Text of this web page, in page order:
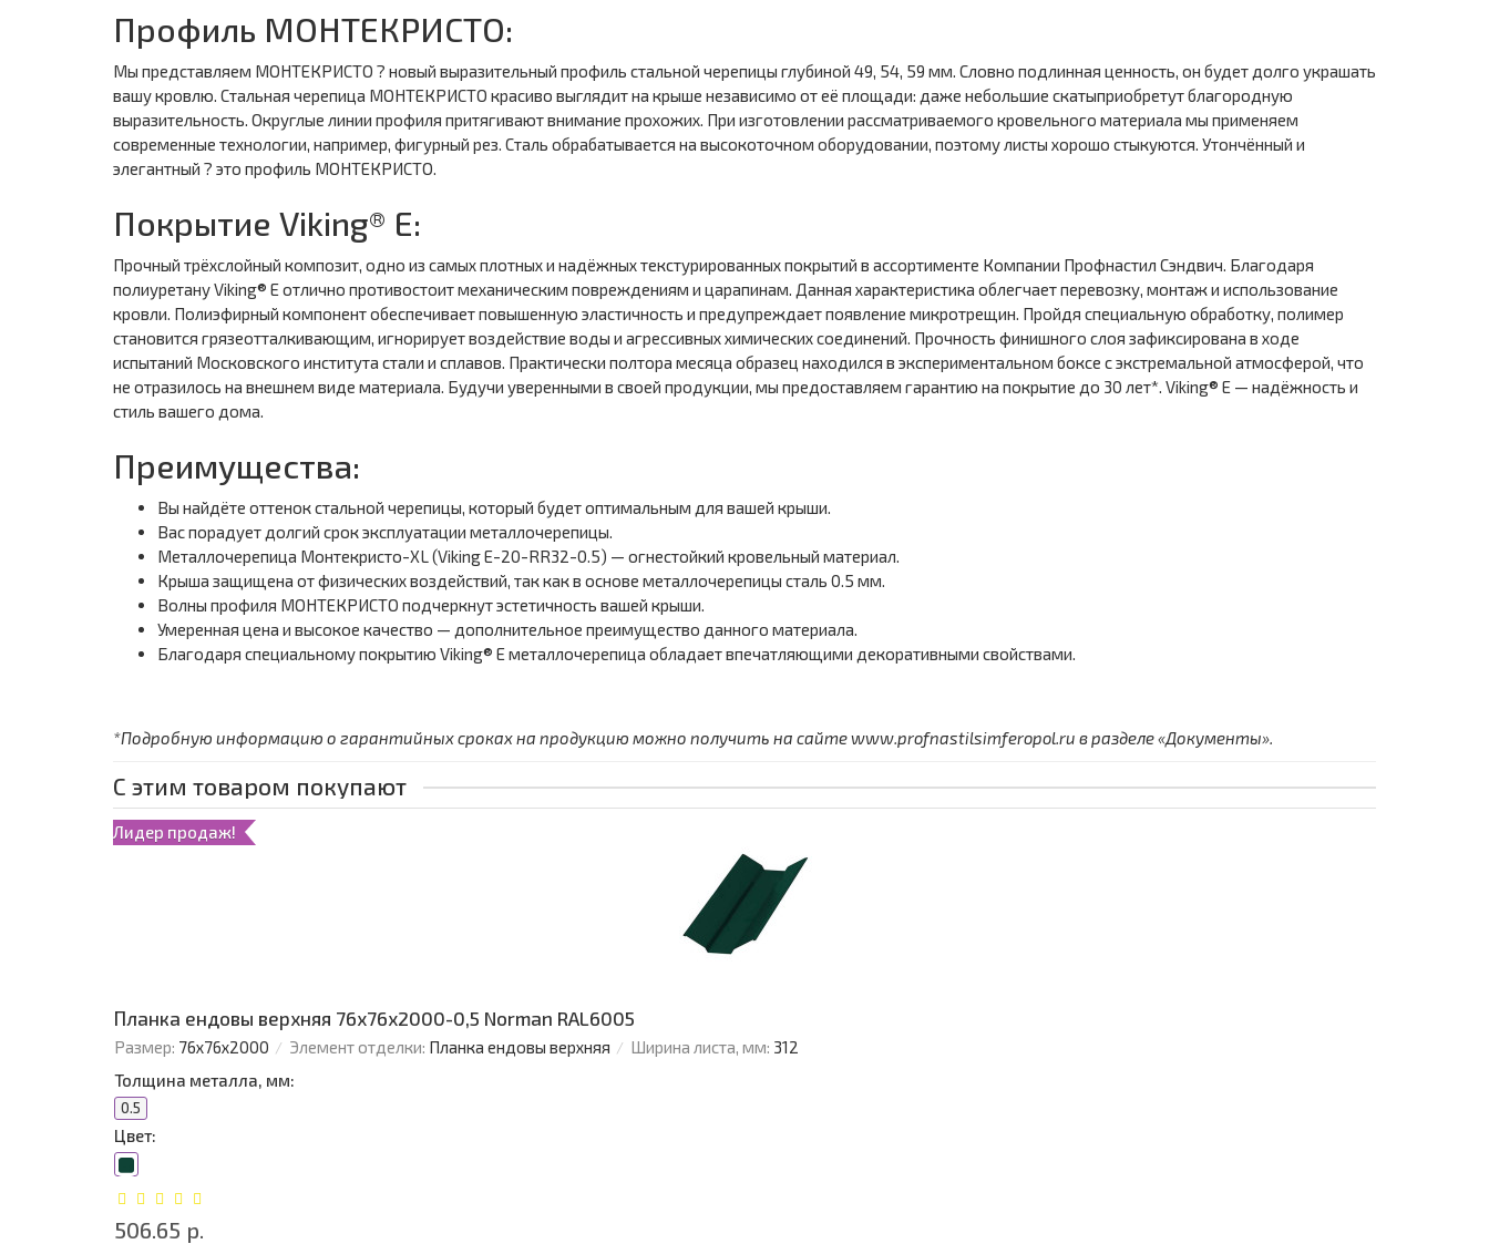
Профиль МОНТЕКРИСТО:
Мы представляем МОНТЕКРИСТО ? новый выразительный профиль стальной черепицы глубиной 49, 54, 59 мм. Словно подлинная ценность, он будет долго украшать
вашу кровлю. Стальная черепица МОНТЕКРИСТО красиво выглядит на крыше независимо от её площади: даже небольшие скатыприобретут благородную
выразительность. Округлые линии профиля притягивают внимание прохожих. При изготовлении рассматриваемого кровельного материала мы применяем
современные технологии, например, фигурный рез. Сталь обрабатывается на высокоточном оборудовании, поэтому листы хорошо стыкуются. Утончённый и
элегантный ? это профиль МОНТЕКРИСТО.
Покрытие Viking® E:
Прочный трёхслойный композит, одно из самых плотных и надёжных текстурированных покрытий в ассортименте Компании Профнастил Сэндвич. Благодаря
полиуретану Viking® E отлично противостоит механическим повреждениям и царапинам. Данная характеристика облегчает перевозку, монтаж и использование
кровли. Полиэфирный компонент обеспечивает повышенную эластичность и предупреждает появление микротрещин. Пройдя специальную обработку, полимер
становится грязеотталкивающим, игнорирует воздействие воды и агрессивных химических соединений. Прочность финишного слоя зафиксирована в ходе
испытаний Московского института стали и сплавов. Практически полтора месяца образец находился в экспериментальном боксе с экстремальной атмосферой, что
не отразилось на внешнем виде материала. Будучи уверенными в своей продукции, мы предоставляем гарантию на покрытие до 30 лет*. Viking® E — надёжность и
стиль вашего дома.
Преимущества:
Вы найдёте оттенок стальной черепицы, который будет оптимальным для вашей крыши.
Вас порадует долгий срок эксплуатации металлочерепицы.
Металлочерепица Монтекристо-XL (Viking E-20-RR32-0.5) — огнестойкий кровельный материал.
Крыша защищена от физических воздействий, так как в основе металлочерепицы сталь 0.5 мм.
Волны профиля МОНТЕКРИСТО подчеркнут эстетичность вашей крыши.
Умеренная цена и высокое качество — дополнительное преимущество данного материала.
Благодаря специальному покрытию Viking® E металлочерепица обладает впечатляющими декоративными свойствами.
*Подробную информацию о гарантийных сроках на продукцию можно получить на сайте www.profnastilsimferopol.ru в разделе «Документы».
С этим товаром покупают
Лидер продаж!
Планка ендовы верхняя 76х76х2000-0,5 Norman RAL6005
Размер: 76х76х2000 Элемент отделки: Планка ендовы верхняя Ширина листа, мм: 312
Толщина металла, мм:
0.5
Цвет:
506.65 р.